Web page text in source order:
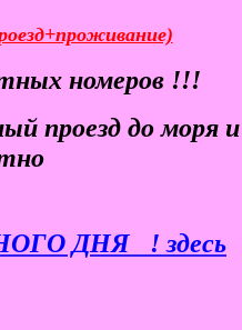
номеров !!!
проезд до моря и
ДНЯ ! здесь